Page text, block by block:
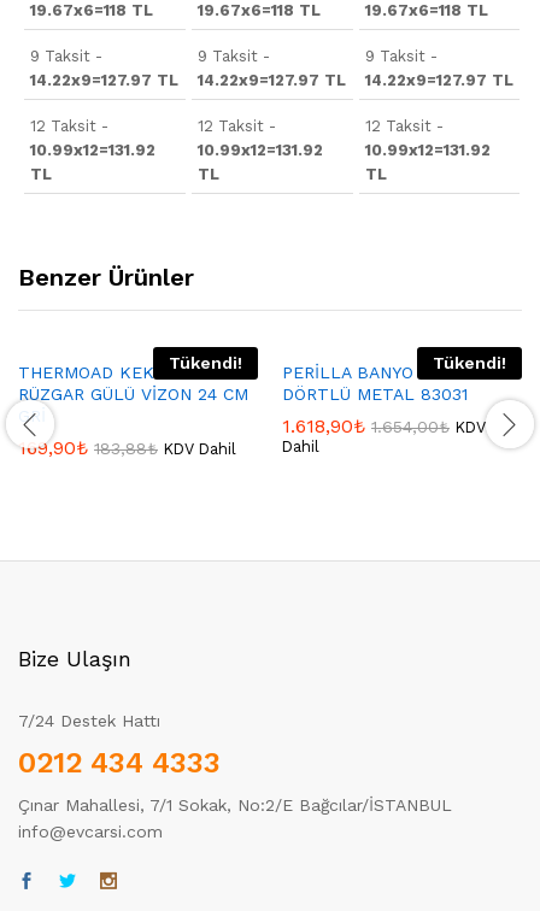
19.67x6=118 TL
9 Taksit -
14.22x9=127.97 TL
12 Taksit -
10.99x12=131.92
TL
19.67x6=118 TL
9 Taksit -
14.22x9=127.97 TL
12 Taksit -
10.99x12=131.92
TL
19.67x6=118 TL
9 Taksit -
14.22x9=127.97 TL
12 Taksit -
10.99x12=131.92
TL
Benzer Ürünler
Tükendi!
THERMOAD KEK KALIBI
RÜZGAR GÜLÜ VİZON 24 CM
GRİ
169,90₺ 183,88₺ KDV Dahil
Tükendi!
PERİLLA BANYO SETİ
DÖRTLÜ METAL 83031
1.618,90₺ 1.654,00₺ KDV
Dahil
Bize Ulaşın
7/24 Destek Hattı
0212 434 4333
Çınar Mahallesi, 7/1 Sokak, No:2/E Bağcılar/İSTANBUL
info@evcarsi.com